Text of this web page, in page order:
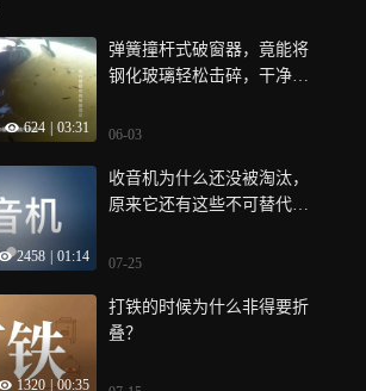
624 03:31
弹簧撞杆式破窗器，竟能将
钢化玻璃轻松击碎，干净利
06-03
2458 01:14
收音机为什么还没被淘汰，
原来它还有这些不可替代的
07-25
1320 00:35
打铁的时候为什么非得要折
叠？